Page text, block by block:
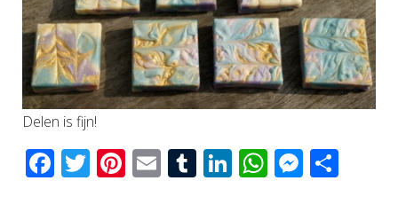
Delen is fijn!
Facebook
Twitter
Pinterest
EmailTumblr
LinkedIn